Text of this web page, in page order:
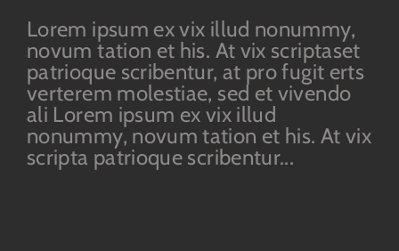
Lorem ipsum ex vix illud nonummy,
novum tation et his. At vix scriptaset
patrioque scribentur, at pro fugit erts
verterem molestiae, sed et vivendo
ali Lorem ipsum ex vix illud
nonummy, novum tation et his. At vix
scripta patrioque scribentur...